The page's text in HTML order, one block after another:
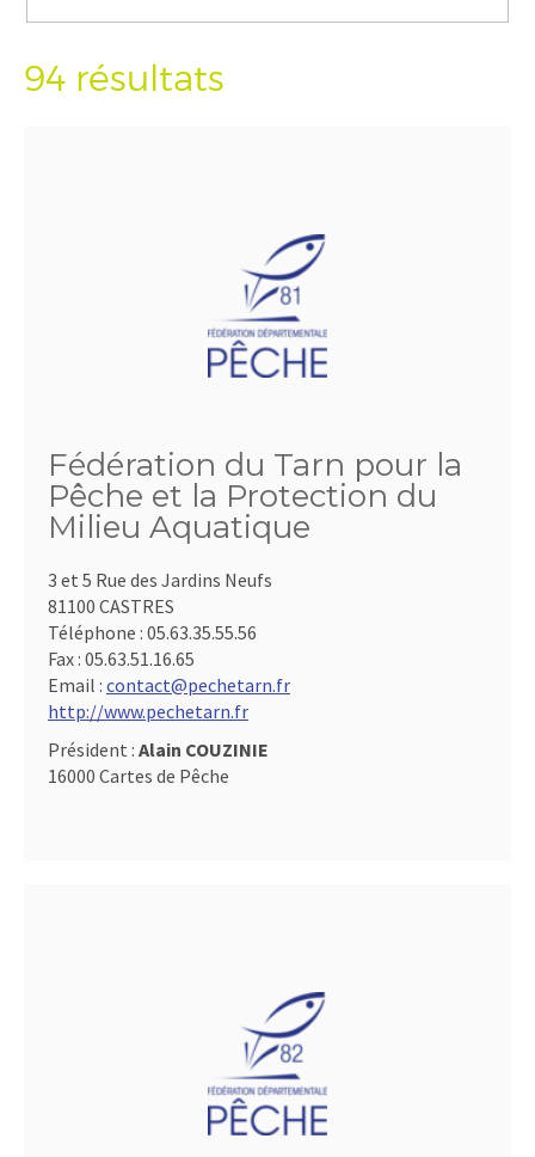
94 résultats
Fédération du Tarn pour la
Pêche et la Protection du
Milieu Aquatique
3 et 5 Rue des Jardins Neufs
81100 CASTRES
Téléphone : 05.63.35.55.56
Fax : 05.63.51.16.65
Email : contact@pechetarn.fr
http://www.pechetarn.fr
Président : Alain COUZINIE
16000 Cartes de Pêche